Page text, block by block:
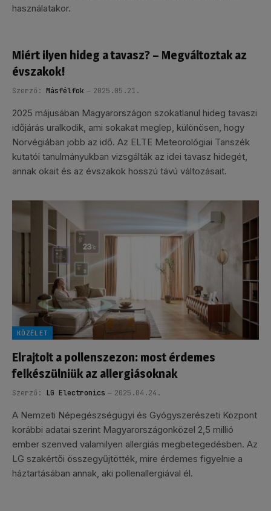
használatakor.
Miért ilyen hideg a tavasz? – Megváltoztak az
évszakok!
Szerző: Másfélfok 2025.05.21.
2025 májusában Magyarországon szokatlanul hideg tavaszi
időjárás uralkodik, ami sokakat meglep, különösen, hogy
Norvégiában jobb az idő. Az ELTE Meteorológiai Tanszék
kutatói tanulmányukban vizsgálták az idei tavasz hidegét,
annak okait és az évszakok hosszú távú változásait.
KÖZÉLET
Elrajtolt a pollenszezon: most érdemes
felkészülniük az allergiásoknak
Szerző: LG Electronics 2025.04.24.
A Nemzeti Népegészségügyi és Gyógyszerészeti Központ
korábbi adatai szerint Magyarországonközel 2,5 millió
ember szenved valamilyen allergiás megbetegedésben. Az
LG szakértői összegyűjtötték, mire érdemes figyelnie a
háztartásában annak, aki pollenallergiával él.